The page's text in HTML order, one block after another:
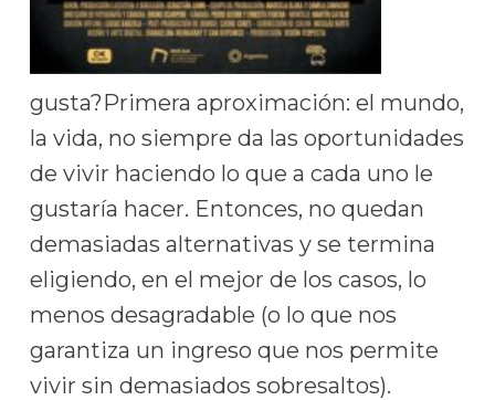
gusta?Primera aproximación: el mundo,
la vida, no siempre da las oportunidades
de vivir haciendo lo que a cada uno le
gustaría hacer. Entonces, no quedan
demasiadas alternativas y se termina
eligiendo, en el mejor de los casos, lo
menos desagradable (o lo que nos
garantiza un ingreso que nos permite
vivir sin demasiados sobresaltos).